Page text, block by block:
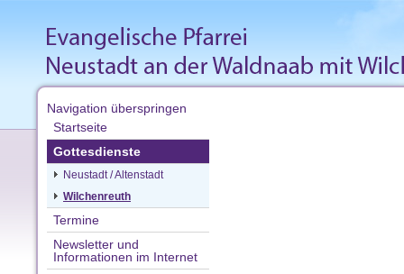
Navigation überspringen
Startseite
Gottesdienste
Neustadt / Altenstadt
Wilchenreuth
Termine
Newsletter und
Informationen im Internet